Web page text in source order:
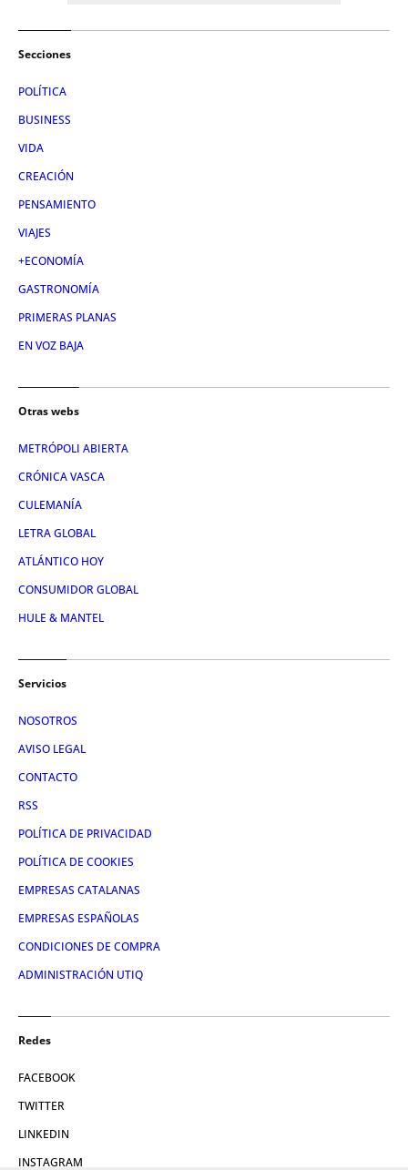
Secciones
POLÍTICA
BUSINESS
VIDA
CREACIÓN
PENSAMIENTO
VIAJES
+ECONOMÍA
GASTRONOMÍA
PRIMERAS PLANAS
EN VOZ BAJA
Otras webs
METRÓPOLI ABIERTA
CRÓNICA VASCA
CULEMANÍA
LETRA GLOBAL
ATLÁNTICO HOY
CONSUMIDOR GLOBAL
HULE & MANTEL
Servicios
NOSOTROS
AVISO LEGAL
CONTACTO
RSS
POLÍTICA DE PRIVACIDAD
POLÍTICA DE COOKIES
EMPRESAS CATALANAS
EMPRESAS ESPAÑOLAS
CONDICIONES DE COMPRA
ADMINISTRACIÓN UTIQ
Redes
FACEBOOK
TWITTER
LINKEDIN
INSTAGRAM